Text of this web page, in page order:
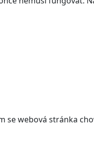
webová stránka